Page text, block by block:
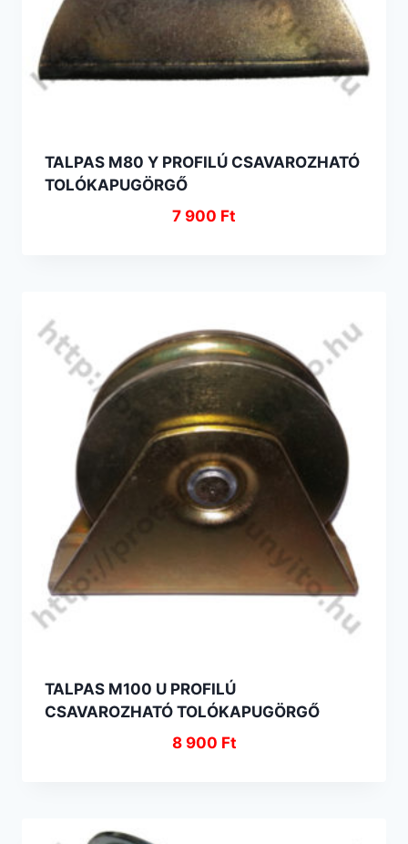
TALPAS M80 Y PROFILÚ CSAVAROZHATÓ
TOLÓKAPUGÖRGŐ
7 900 Ft
TALPAS M100 U PROFILÚ
CSAVAROZHATÓ TOLÓKAPUGÖRGŐ
8 900 Ft